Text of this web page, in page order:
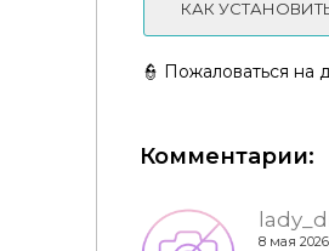
КАК
👮 Пожаловаться на
Комментарии:
8 мая 2026